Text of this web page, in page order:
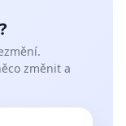
změnit a